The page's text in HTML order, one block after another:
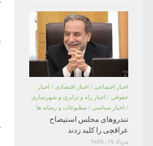
اخبار اجتماعی / اخبار اقتصادی / اخبار
حقوقی / اخبار راه و ترابری و شهرسازی
/ اخبار سیاسی / مطبوعات و رسانه ها
تندروهای مجلس استیضاح
عراقچی را کلید زدند
مرداد 14, 1405